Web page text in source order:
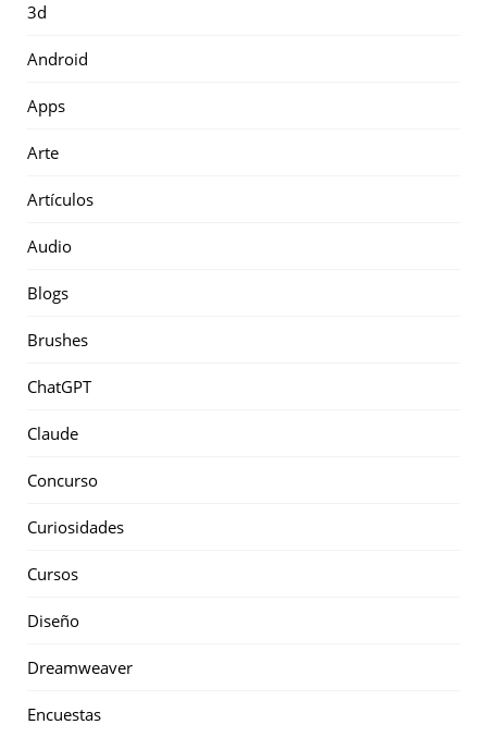
3d
Android
Apps
Arte
Artículos
Audio
Blogs
Brushes
ChatGPT
Claude
Concurso
Curiosidades
Cursos
Diseño
Dreamweaver
Encuestas